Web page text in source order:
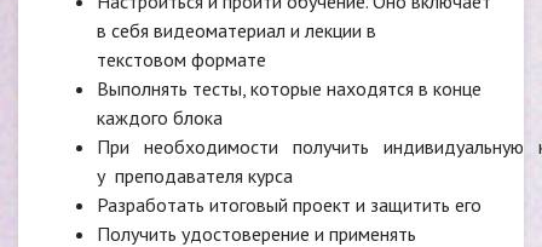
в себя видеоматериал и лекции в
текстовом формате
Выполнять тесты, которые находятся в конце
каждого блока
При необходимости получить индивидуальную
у преподавателя курса
Разработать итоговый проект и защитить его
Получить удостоверение и применять